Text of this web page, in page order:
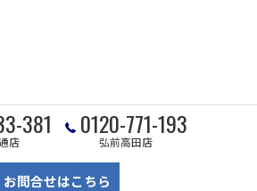
381
店
0120-771-193
弘前高田店
お問合せはこちら